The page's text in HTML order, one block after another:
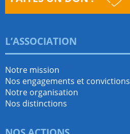
L’ASSOCIATION
Notre mission
Nos engagements et convictions
Notre organisation
Nos distinctions